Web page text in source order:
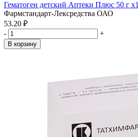
Гематоген детский Аптеки Плюс 50 г x1
Фармстандарт-Лексредства ОАО
53.20 ₽
-
+
В корзину